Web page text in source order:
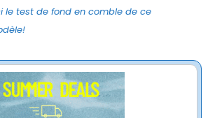
le test de fond en comble de ce